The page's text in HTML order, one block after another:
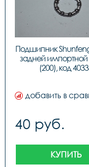
Подшипник
задней импортной
(200), код
добавить в
40 руб.
КУПИТЬ